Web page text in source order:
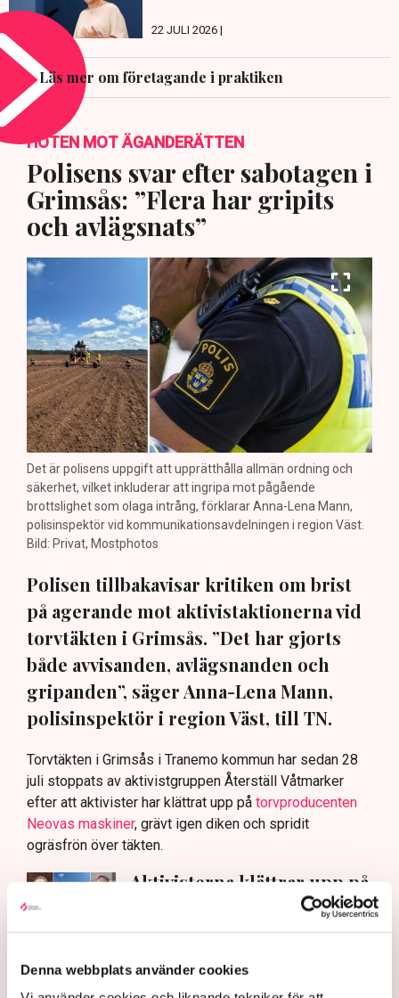
Denna webbplats använder cookies
22 JULI 2026 |
Läs mer om företagande i praktiken
HOTEN MOT ÄGANDERÄTTEN
Polisens svar efter sabotagen i
Grimsås: ”Flera har gripits
och avlägsnats”
Det är polisens uppgift att upprätthålla allmän ordning och
säkerhet, vilket inkluderar att ingripa mot pågående
brottslighet som olaga intrång, förklarar Anna-Lena Mann,
polisinspektör vid kommunikationsavdelningen i region Väst.
Bild: Privat, Mostphotos
Polisen tillbakavisar kritiken om brist
på agerande mot aktivistaktionerna vid
torvtäkten i Grimsås. ”Det har gjorts
både avvisanden, avlägsnanden och
gripanden”, säger Anna-Lena Mann,
polisinspektör i region Väst, till TN.
Torvtäkten i Grimsås i Tranemo kommun har sedan 28
juli stoppats av aktivistgruppen Återställ Våtmarker
efter att aktivister har klättrat upp på torvproducenten
Neovas maskiner, grävt igen diken och spridit
ogräsfrön över täkten.
Aktivisterna klättrar upp på
maskiner – polisen kan inte
avvisa dem: ”Upptrappning
på helt ny nivå”